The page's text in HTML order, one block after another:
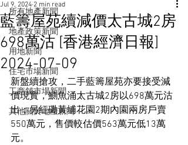
所有地產新聞
地產政策新聞
用地新聞
住宅市場新聞
工商舖市場新聞
其他關於地產新聞
藍籌屋苑續減價太古城2房
698萬沽 [香港經濟日報]
2024-07-09
Jul 9, 2024 2 min read
新盤續搶攻，二手藍籌屋苑亦要接受減
價現實，鰂魚涌太古城2房以698萬元沽
出；另紅磡黃埔花園2期內園兩房戶賣
550萬元，售價較估價563萬元低13萬
元。